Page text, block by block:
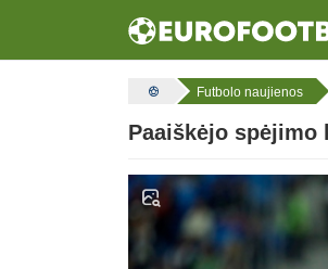
Futbolo naujienos
Paaiškėjo spėjimo